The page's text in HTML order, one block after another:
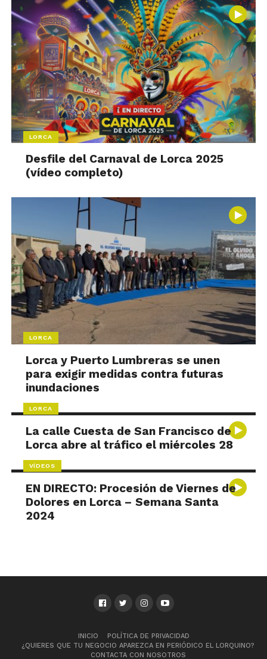
LORCA
Desfile del Carnaval de Lorca 2025
(vídeo completo)
LORCA
Lorca y Puerto Lumbreras se unen
para exigir medidas contra futuras
inundaciones
LORCA
La calle Cuesta de San Francisco de
Lorca abre al tráfico el miércoles 28
VÍDEOS
EN DIRECTO: Procesión de Viernes de
Dolores en Lorca – Semana Santa
2024
INICIO
POLÍTICA DE PRIVACIDAD
¿QUIERES QUE TU NEGOCIO APAREZCA EN PERIÓDICO EL LORQUINO?
CONTACTA CON NOSOTROS